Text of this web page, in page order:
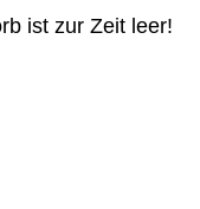
ist zur Zeit leer!